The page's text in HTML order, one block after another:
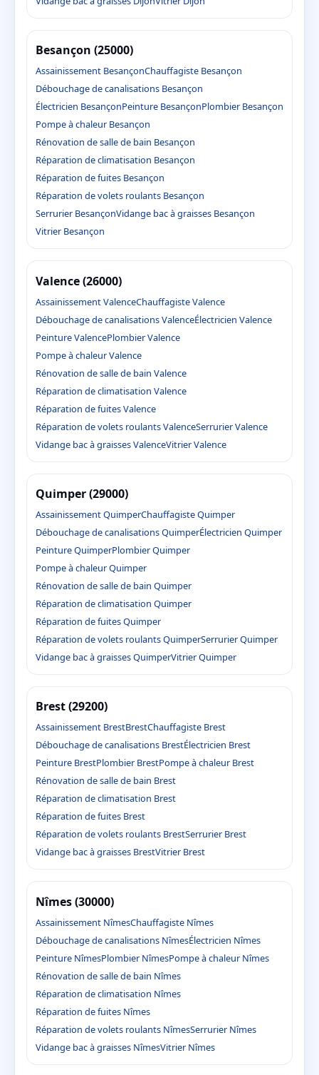
Besançon (25000)
Assainissement BesançonChauffagiste Besançon
Débouchage de canalisations Besançon
Électricien BesançonPeinture BesançonPlombier Besançon
Pompe à chaleur Besançon
Rénovation de salle de bain Besançon
Réparation de climatisation Besançon
Réparation de fuites Besançon
Réparation de volets roulants Besançon
Serrurier BesançonVidange bac à graisses Besançon
Vitrier Besançon
Valence (26000)
Assainissement ValenceChauffagiste Valence
Débouchage de canalisations ValenceÉlectricien Valence
Peinture ValencePlombier Valence
Pompe à chaleur Valence
Rénovation de salle de bain Valence
Réparation de climatisation Valence
Réparation de fuites Valence
Réparation de volets roulants ValenceSerrurier Valence
Vidange bac à graisses ValenceVitrier Valence
Quimper (29000)
Assainissement QuimperChauffagiste Quimper
Débouchage de canalisations QuimperÉlectricien Quimper
Peinture QuimperPlombier Quimper
Pompe à chaleur Quimper
Rénovation de salle de bain Quimper
Réparation de climatisation Quimper
Réparation de fuites Quimper
Réparation de volets roulants QuimperSerrurier Quimper
Vidange bac à graisses QuimperVitrier Quimper
Brest (29200)
Assainissement BrestBrestChauffagiste Brest
Débouchage de canalisations BrestÉlectricien Brest
Peinture BrestPlombier BrestPompe à chaleur Brest
Rénovation de salle de bain Brest
Réparation de climatisation Brest
Réparation de fuites Brest
Réparation de volets roulants BrestSerrurier Brest
Vidange bac à graisses BrestVitrier Brest
Nîmes (30000)
Assainissement NîmesChauffagiste Nîmes
Débouchage de canalisations NîmesÉlectricien Nîmes
Peinture NîmesPlombier NîmesPompe à chaleur Nîmes
Rénovation de salle de bain Nîmes
Réparation de climatisation Nîmes
Réparation de fuites Nîmes
Réparation de volets roulants NîmesSerrurier Nîmes
Vidange bac à graisses NîmesVitrier Nîmes